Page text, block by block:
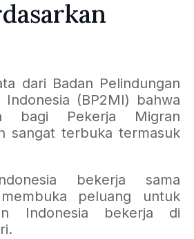
dari Badan Pelindungan
Indonesia (BP2MI) bahwa
bagi Pekerja Migran
sangat terbuka termasuk
bekerja sama
peluang untuk
Indonesia bekerja di